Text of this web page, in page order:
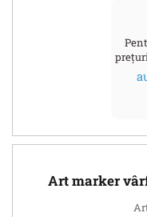
Art marker